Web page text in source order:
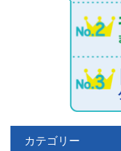
カテゴリー